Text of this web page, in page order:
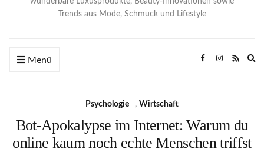
Trends aus Mode, Schmuck und Lifestyle
Menü
Psychologie , Wirtschaft
Bot-Apokalypse im Internet: Warum du
online kaum noch echte Menschen triffst